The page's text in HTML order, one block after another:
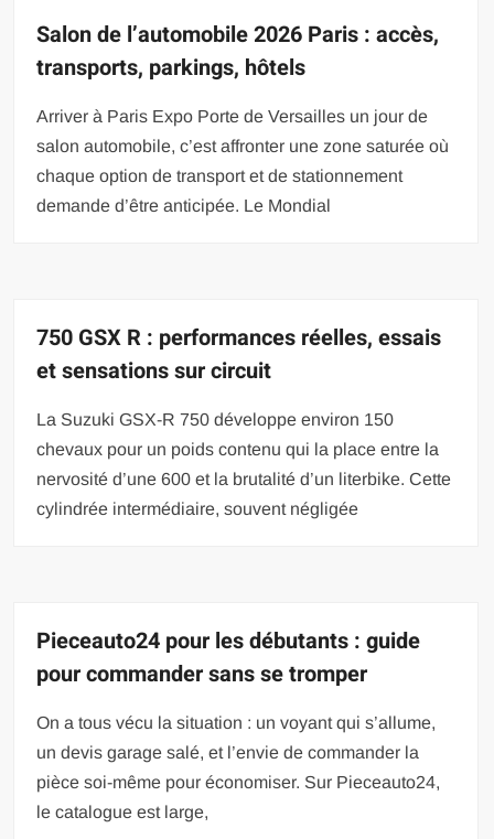
Salon de l’automobile 2026 Paris : accès,
transports, parkings, hôtels
Arriver à Paris Expo Porte de Versailles un jour de
salon automobile, c’est affronter une zone saturée où
chaque option de transport et de stationnement
demande d’être anticipée. Le Mondial
750 GSX R : performances réelles, essais
et sensations sur circuit
La Suzuki GSX-R 750 développe environ 150
chevaux pour un poids contenu qui la place entre la
nervosité d’une 600 et la brutalité d’un literbike. Cette
cylindrée intermédiaire, souvent négligée
Pieceauto24 pour les débutants : guide
pour commander sans se tromper
On a tous vécu la situation : un voyant qui s’allume,
un devis garage salé, et l’envie de commander la
pièce soi-même pour économiser. Sur Pieceauto24,
le catalogue est large,